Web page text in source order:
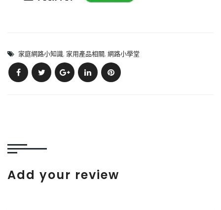
家庭網路小知識, 家用產品相關, 網路小學堂
Add your review